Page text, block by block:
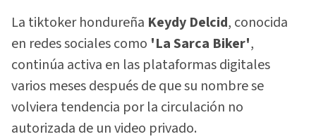
La tiktoker hondureña Keydy Delcid, conocida
en redes sociales como 'La Sarca Biker',
continúa activa en las plataformas digitales
varios meses después de que su nombre se
volviera tendencia por la circulación no
autorizada de un video privado.